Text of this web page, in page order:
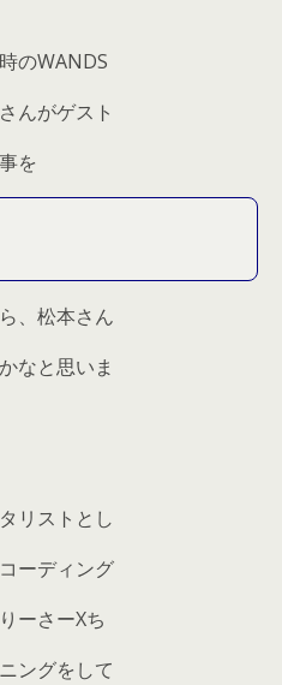
のWANDS
んがゲスト
を
、松本さん
なと思いま
リストとし
ーディング
ーさーXち
ングをして